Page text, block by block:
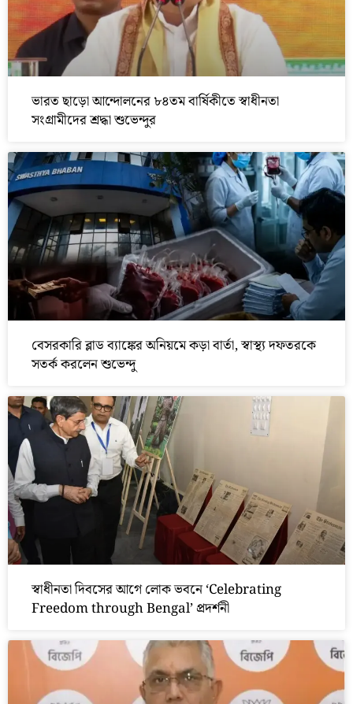
ভারত ছাড়ো আন্দোলনের ৮৪তম বার্ষিকীতে স্বাধীনতা
সংগ্রামীদের শ্রদ্ধা শুভেন্দুর
বেসরকারি ব্লাড ব্যাঙ্কের অনিয়মে কড়া বার্তা, স্বাস্থ্য দফতরকে
সতর্ক করলেন শুভেন্দু
স্বাধীনতা দিবসের আগে লোক ভবনে ‘Celebrating
Freedom through Bengal’ প্রদর্শনী